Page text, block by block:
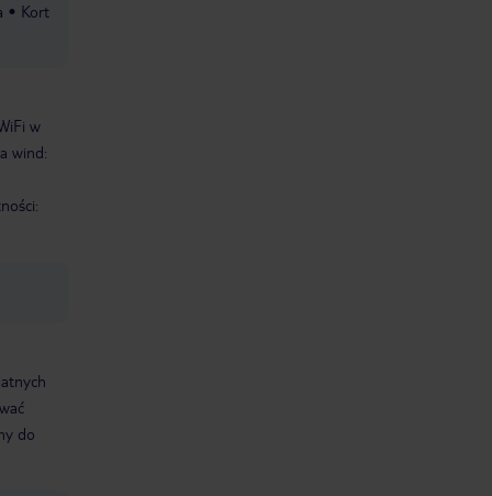
Kort
w
wind:
do